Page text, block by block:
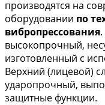
производятся на
оборудовании по
вибропрессования
высокопрочный,
изготовленный с
Верхний (лицевой)
ударопрочный,
защитные функции.